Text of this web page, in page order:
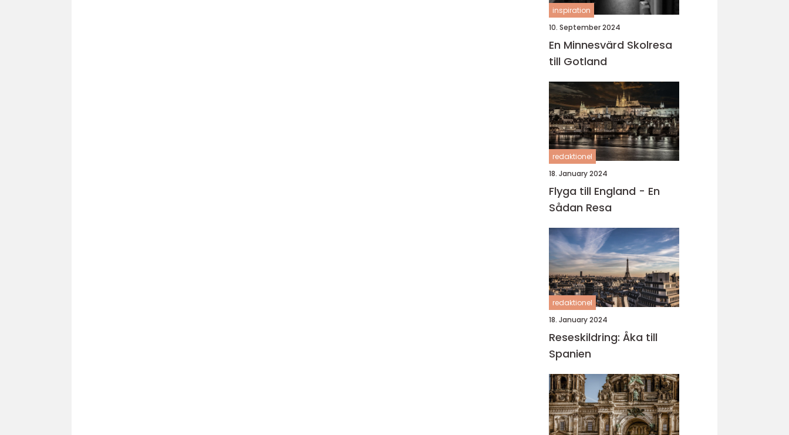
inspiration
10. September 2024
En Minnesvärd Skolresa
till Gotland
redaktionel
18. January 2024
Flyga till England - En
Sådan Resa
redaktionel
18. January 2024
Reseskildring: Åka till
Spanien